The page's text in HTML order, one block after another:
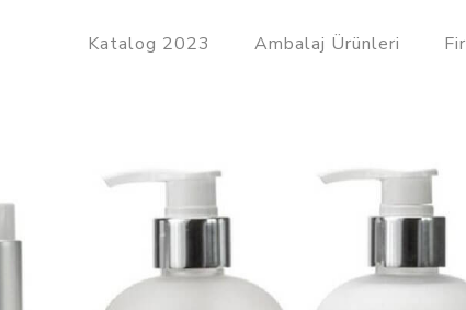
Katalog 2023 Ambalaj Ürünleri